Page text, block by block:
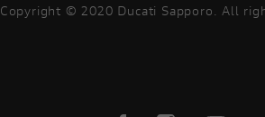
Copyright © 2020 Ducati Sapporo. All